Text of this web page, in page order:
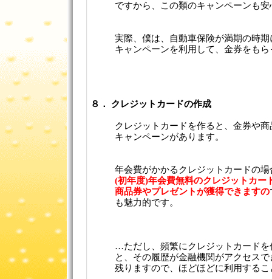
ですから、この類のキャンペーンも
実際、僕は、自動車保険が満期の時
キャンペーンを利用して、金券をもら
８． クレジットカードの作成
クレジットカードを作ると、金券や
キャンペーンがあります。
年会費がかかるクレジットカードの
(初年度)年会費無料のクレジットカー
商品券やプレゼントが獲得できますの
も魅力的です。
…ただし、頻繁にクレジットカード
と、その履歴が金融機関がアクセス
残りますので、ほどほどに利用する